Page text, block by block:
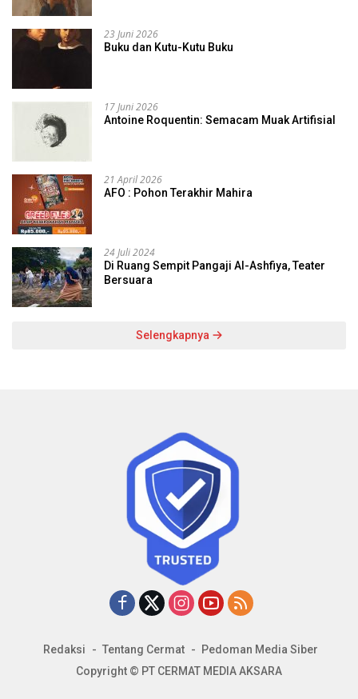
23 Juni 2026
Buku dan Kutu-Kutu Buku
17 Juni 2026
Antoine Roquentin: Semacam Muak Artifisial
21 April 2026
AFO : Pohon Terakhir Mahira
24 Juli 2024
Di Ruang Sempit Pangaji Al-Ashfiya, Teater
Bersuara
Selengkapnya
Redaksi Tentang Cermat
Pedoman Media Siber
Copyright © PT CERMAT MEDIA AKSARA